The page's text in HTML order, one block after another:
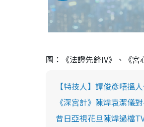
圖：《法證先鋒IV》、《宮
【特技人】譚俊彥唔搵
《深宮計》陳煒袁潔儀
昔日亞視花旦陳煒過檔